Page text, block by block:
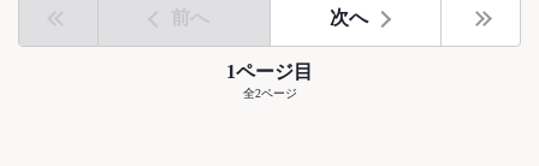
前へ 次へ
1ページ目
全2ページ